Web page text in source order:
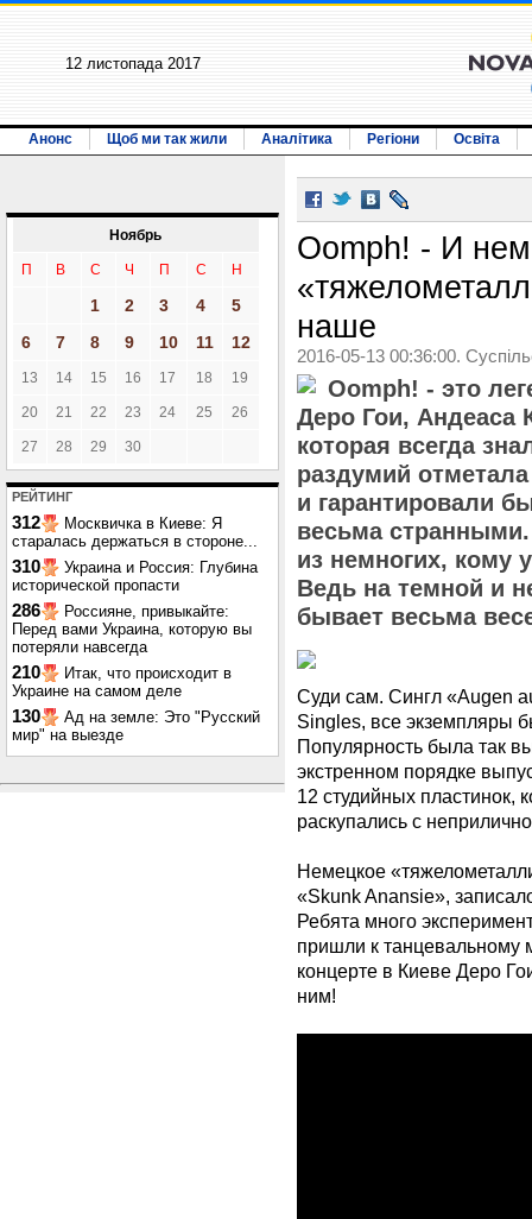
12 листопада 2017
Анонс Щоб ми так жили Аналітика Регіони Освіта
Ноябрь
П В С Ч П С Н
1 2 3 4
5
6
7 8 9 10 11 12
13 14 15 16 17 18 19
20 21 22 23 24 25 26
27 28 29 30
РЕЙТИНГ
312
Москвичка в Киеве: Я
старалась держаться в стороне...
310
Украина и Россия: Глубина
исторической пропасти
286
Россияне, привыкайте:
Перед вами Украина, которую вы
потеряли навсегда
210
Итак, что происходит в
Украине на самом деле
130
Ад на земле: Это "Русский
мир" на выезде
Oomph! - И
наше
2016-05-13 00:36:00.
Oomph! - это
Деро Гои, Андеаса
которая всегда
раздумий
и гарантировали
весьма
из немногих, кому
Ведь на темной и
бывает весьма
Суди сам. Сингл «Augen
Singles, все экземпляры
Популярность была так
экстренном порядке
12 студийных пластинок,
раскупались с
Немецкое
«Skunk Anansie»,
Ребята много
пришли к танцевальному
концерте в Киеве Деро
ним!